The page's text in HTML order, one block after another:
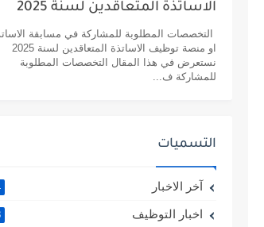
الاساتذة المتعاقدين لسنة 2025
التخصصات المطلوبة للمشاركة في مسابقة
او منصة توظيف الاساتذة المتعاقدين لسنة 2025
نستعرض في هذا المقال التخصصات المطلوبة
للمشاركة ف...
التسميات
آخر الاخبار
اخبار التوظيف